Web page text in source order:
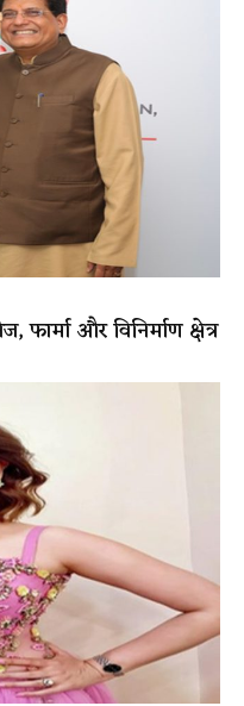
और विनिर्माण क्षेत्र